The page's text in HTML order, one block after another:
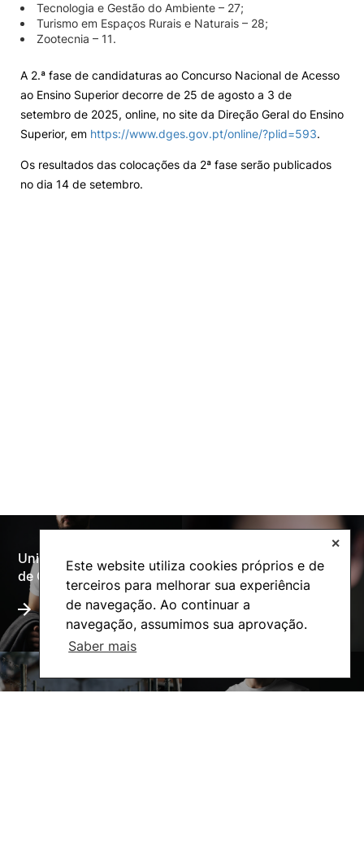
Este website utiliza cookies próprios e de
terceiros para melhorar sua experiência
de navegação. Ao continuar a
navegação, assumimos sua aprovação.
Saber mais
✕
Tecnologia e Gestão do Ambiente – 27;
Turismo em Espaços Rurais e Naturais – 28;
Zootecnia – 11.
A 2.ª fase de candidaturas ao Concurso Nacional de Acesso
ao Ensino Superior decorre de 25 de agosto a 3 de
setembro de 2025, online, no site da Direção Geral do Ensino
Superior, em https://www.dges.gov.pt/online/?plid=593.
Os resultados das colocações da 2ª fase serão publicados
no dia 14 de setembro.
Universidade Politécnica
de Coimbra
Oferta Formativa